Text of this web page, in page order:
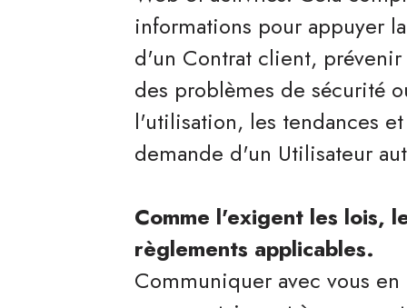
informations pour appuyer
d'un Contrat client,
des problèmes de sécurité
l'utilisation, les tendances
demande d'un Utilisateur
Comme l'exigent les lois,
règlements applicables.
Communiquer avec vous